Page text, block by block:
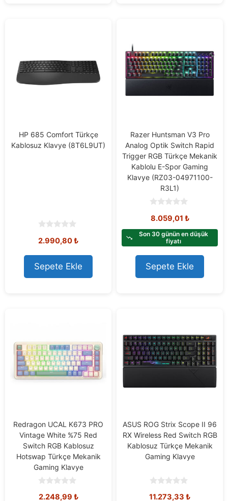
HP 685 Comfort Türkçe
Kablosuz Klavye (8T6L9UT)
o
t
o
f
5
2.990,80₺
Sepete Ekle
Razer Huntsman V3 Pro
Analog Optik Switch Rapid
Trigger RGB Türkçe Mekanik
Kablolu E-Spor Gaming
Klavye (RZ03-04971100-
R3L1)
o
t
f
5
8.059,01 ₺
Son 30 günün en düşük
fiyatı
Sepete Ekle
Redragon UCAL K673 PRO
Vintage White %75 Red
Switch RGB Kablosuz
Hotswap Türkçe Mekanik
Gaming Klavye
o
2.248,99 ₺
ASUS ROG Strix Scope II 96
RX Wireless Red Switch RGB
Kablosuz Türkçe Mekanik
Gaming Klavye
o
11.273,33 ₺